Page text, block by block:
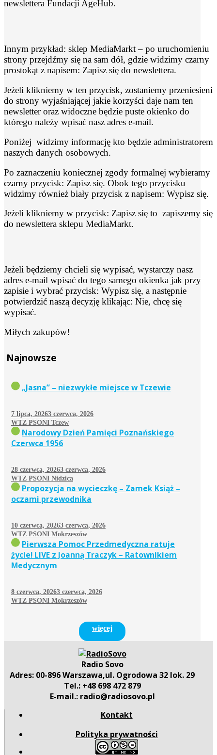
newslettera Fundacji AgeHub.
Innym przykład: sklep MediaMarkt – po uruchomieniu
strony przejdźmy się na sam dół, gdzie widzimy czarny
prostokąt z napisem: Zapisz się do newslettera.
Jeżeli klikniemy w ten przycisk, zostaniemy przeniesieni
do strony wyjaśniającej jakie korzyści daje nam ten
newsletter oraz widoczne będzie puste okienko do
którego należy wpisać nasz adres e-mail.
Poniżej widzimy informację kto będzie administratorem
naszych danych osobowych.
Po zaznaczeniu koniecznej zgody formalnej wybieramy
czarny przycisk: Zapisz się. Obok tego przycisku
widzimy również biały przycisk z napisem: Wypisz się.
Jeżeli klikniemy w przycisk: Zapisz się to zapiszemy się
do newslettera sklepu MediaMarkt.
Jeżeli będziemy chcieli się wypisać, wystarczy nasz
adres e-mail wpisać do tego samego okienka jak przy
zapisie i wybrać przycisk: Wypisz się, a następnie
potwierdzić naszą decyzję klikając: Nie, chcę się
wypisać.
Miłych zakupów!
Najnowsze
„Jasna” – niezwykłe miejsce w Tczewie
7 lipca, 20263 czerwca, 2026
WTZ PSONI Tczew
Narodowy Dzień Pamięci Poznańskiego
Czerwca 1956
28 czerwca, 20263 czerwca, 2026
WTZ PSONI Nidzica
Propozycja na wycieczkę – Zamek Książ –
oczami przewodnika
10 czerwca, 20263 czerwca, 2026
WTZ PSONI Mokrzeszów
Pierwsza Pomoc Przedmedyczna ratuje
życie! LIVE z Joanną Traczyk – Ratownikiem
Medycznym
8 czerwca, 20263 czerwca, 2026
WTZ PSONI Mokrzeszów
więcej
Radio Sovo
Adres: 00-896 Warszawa,ul. Ogrodowa 32 lok. 29
Tel.: +48 698 472 879
E-mail.: radio@radiosovo.pl
Kontakt
Polityka prywatności